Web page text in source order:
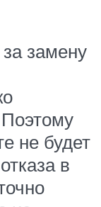
замену
не будет
в